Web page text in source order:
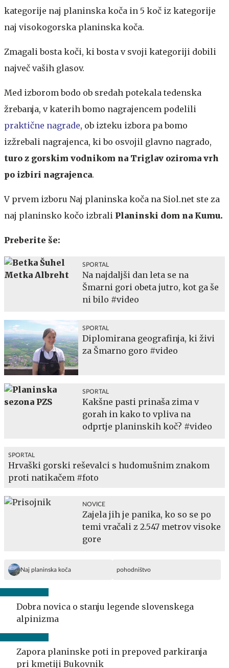
kategorije naj planinska koča in 5 koč iz kategorije
naj visokogorska planinska koča.
Zmagali bosta koči, ki bosta v svoji kategoriji dobili
največ vaših glasov.
Med izborom bodo ob sredah potekala tedenska
žrebanja, v katerih bomo nagrajencem podelili
praktične nagrade, ob izteku izbora pa bomo
izžrebali nagrajenca, ki bo osvojil glavno nagrado,
turo z gorskim vodnikom na Triglav oziroma vrh
po izbiri nagrajenca.
V prvem izboru Naj planinska koča na Siol.net ste za
naj planinsko kočo izbrali Planinski dom na Kumu.
Preberite še:
SPORTAL
Na najdaljši dan leta se na
Šmarni gori obeta jutro, kot ga še
ni bilo #video
SPORTAL
Diplomirana geografinja, ki živi
za Šmarno goro #video
SPORTAL
Kakšne pasti prinaša zima v
gorah in kako to vpliva na
odprtje planinskih koč? #video
SPORTAL
Hrvaški gorski reševalci s hudomušnim znakom
proti natikačem #foto
NOVICE
Zajela jih je panika, ko so se po
temi vračali z 2.547 metrov visoke
gore
Naj planinska koča pohodništvo
Dobra novica o stanju legende slovenskega
alpinizma
Zapora planinske poti in prepoved parkiranja
pri kmetiji Bukovnik